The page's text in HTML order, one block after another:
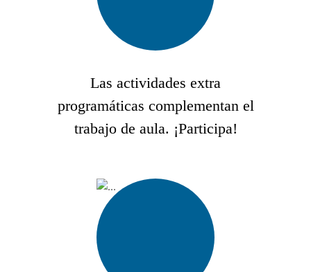
Las actividades extra
programáticas complementan el
trabajo de aula. ¡Participa!